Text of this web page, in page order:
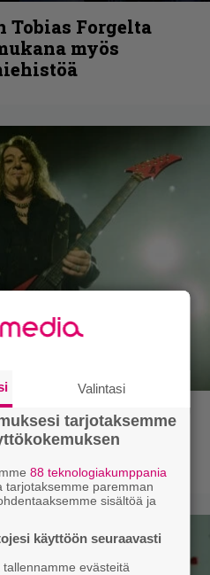
Tobias Forgelta
myös
Ray -mies Kai
maistiaisen
Valintasi
tarjotaksemme
88 teknologiakumppania
tarjotaksemme paremman
sisältöä ja
käyttöön seuraavasti
evästeitä